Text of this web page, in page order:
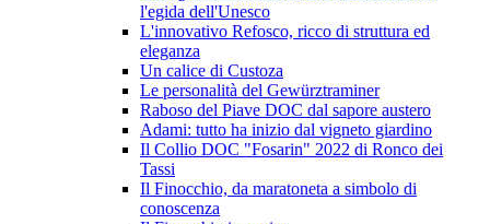
l'egida dell'Unesco
L'innovativo Refosco, ricco di struttura ed
eleganza
Un calice di Custoza
Le personalità del Gewürztraminer
Raboso del Piave DOC dal sapore austero
Adami: tutto ha inizio dal vigneto giardino
Il Collio DOC "Fosarin" 2022 di Ronco dei
Tassi
Il Finocchio, da maratoneta a simbolo di
conoscenza